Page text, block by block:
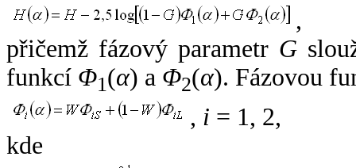
,
přičemž fázový parametr G
funkcí Φ1(α) a Φ2(α). Fázovou
, i = 1, 2,
kde